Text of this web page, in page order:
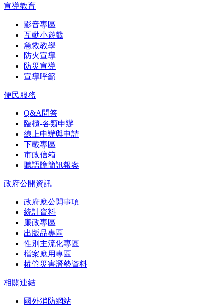
宣導教育
影音專區
互動小遊戲
急救教學
防火宣導
防災宣導
宣導呼籲
便民服務
Q&A問答
臨櫃-各類申辦
線上申辦與申請
下載專區
市政信箱
聽語障簡訊報案
政府公開資訊
政府應公開事項
統計資料
廉政專區
出版品專區
性別主流化專區
檔案應用專區
權管災害潛勢資料
相關連結
國外消防網站